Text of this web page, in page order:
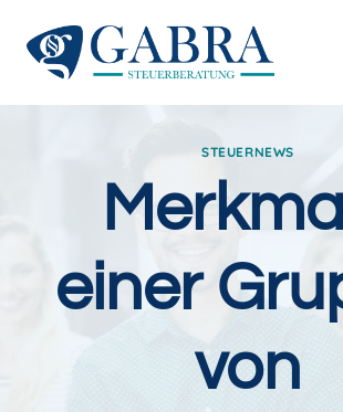
Inhalt
springen
STEUERNEWS
einer
von